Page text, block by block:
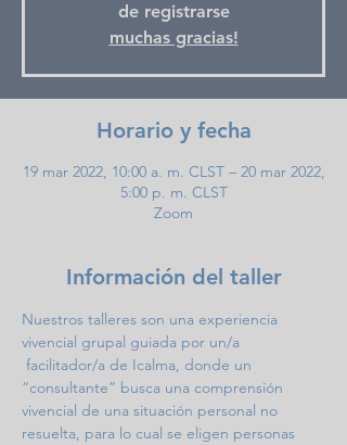
de registrarse
muchas gracias!
Horario y fecha
19 mar 2022, 10:00 a. m. CLST – 20 mar 2022,
5:00 p. m. CLST
Zoom
Información del taller
Nuestros talleres son una experiencia
vivencial grupal guiada por un/a
facilitador/a de Icalma, donde un
“consultante” busca una comprensión
vivencial de una situación personal no
resuelta, para lo cual se eligen personas